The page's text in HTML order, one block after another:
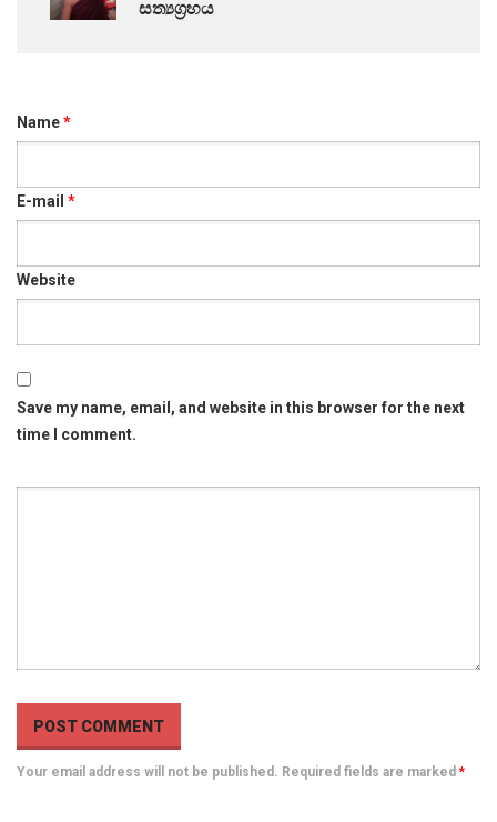
සත්‍යග්‍රහය
Name*
E-mail *
Website
Save my name, email, and website in this browser for the next
time I comment.
Your email address will not be published. Required fields are marked *